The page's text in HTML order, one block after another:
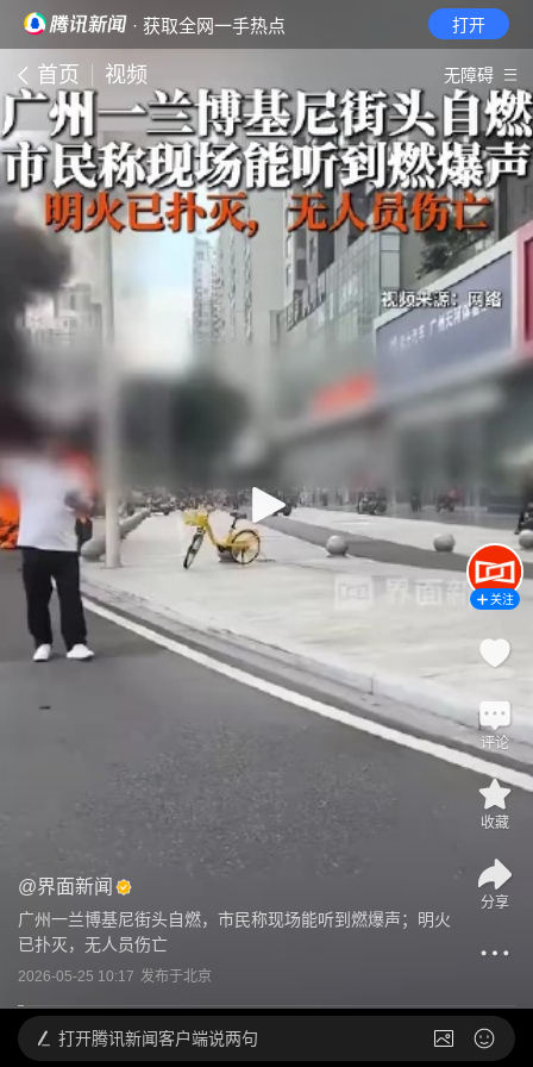
· 获取全网一手热点 打开
首页 视频 无障碍
@界面新闻
广州一兰博基尼街头自燃，市民称现场能听到燃爆声；明火
已扑灭，无人员伤亡
2026-05-25 10:17 发布于北京
关注
评论
收藏
分享
打开腾讯新闻客户端说两句